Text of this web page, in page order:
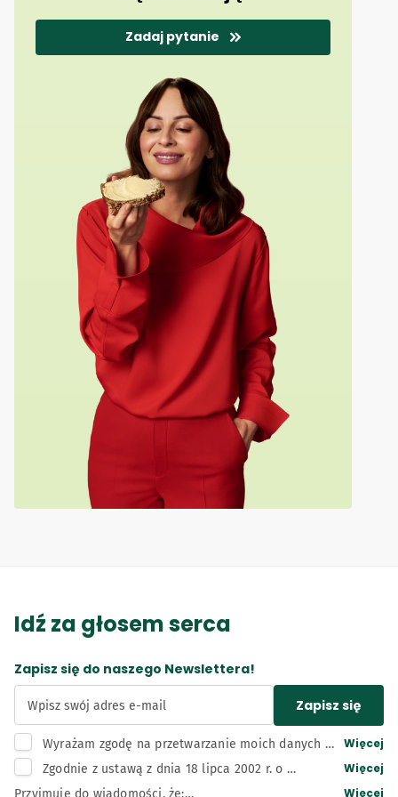
sterolami roślinnymi zamiast masła.
Zadaj pytanie
Idź za głosem serca
Zapisz się do naszego Newslettera!
Wpisz swój adres e-mail Zapisz się
Wyrażam zgodę na przetwarzanie moich danych
osobowych, tj. adresu e-mail, przez administratora
Więcej
Zgodnie z ustawą z dnia 18 lipca 2002 r. o
świadczeniu usług drogą elektroniczną wyrażam
Więcej
Przyjmuję do wiadomości, że:
Więcej